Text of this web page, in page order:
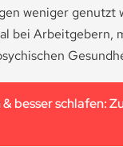
weniger genutzt
bei Arbeitgebern,
besser schlafen: